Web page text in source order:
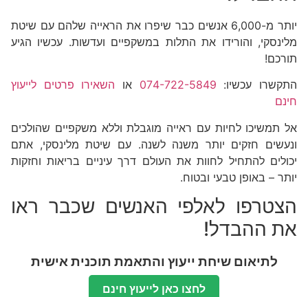
יותר מ-6,000 אנשים כבר שיפרו את הראייה שלהם עם שיטת
מלינסקי, והורידו את התלות במשקפיים ועדשות. עכשיו הגיע
תורכם!
התקשרו עכשיו: 074-722-5849 או השאירו פרטים לייעוץ
חינם
אל תמשיכו לחיות עם ראייה מוגבלת וללא משקפיים שהולכים
ונעשים חזקים יותר משנה לשנה. עם שיטת מלינסקי, אתם
יכולים להתחיל לחוות את העולם דרך עיניים בריאות וחזקות
יותר – באופן טבעי ובטוח.
הצטרפו לאלפי האנשים שכבר ראו
את ההבדל!
לתיאום שיחת ייעוץ והתאמת תוכנית אישית
לחצו כאן לייעוץ חינם